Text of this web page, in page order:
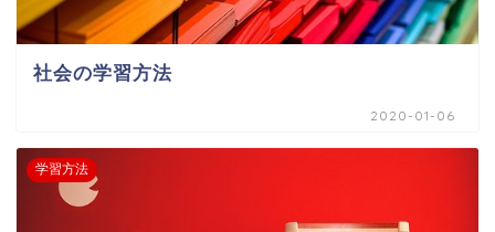
社会の学習方法
2020-01-06
学習方法